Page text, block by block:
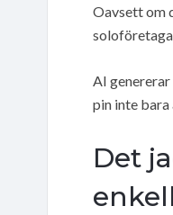
Oavsett om
AI
pin inte
Det